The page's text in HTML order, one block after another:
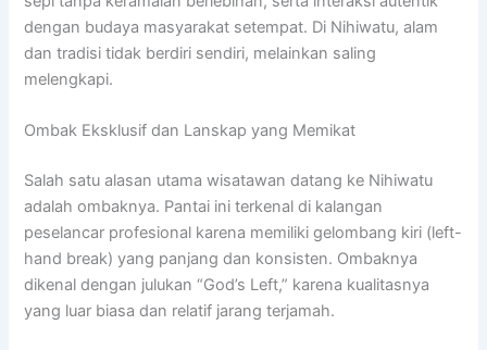
dengan budaya masyarakat setempat. Di Nihiwatu, alam
dan tradisi tidak berdiri sendiri, melainkan saling
melengkapi.
Ombak Eksklusif dan Lanskap yang Memikat
Salah satu alasan utama wisatawan datang ke Nihiwatu
adalah ombaknya. Pantai ini terkenal di kalangan
peselancar profesional karena memiliki gelombang kiri (left-
hand break) yang panjang dan konsisten. Ombaknya
dikenal dengan julukan “God’s Left,” karena kualitasnya
yang luar biasa dan relatif jarang terjamah.